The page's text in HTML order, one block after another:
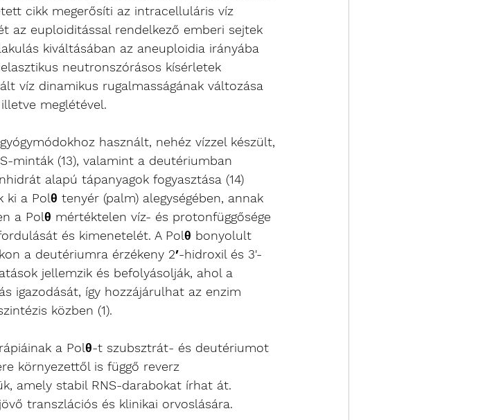
cikk megerősíti az intracelluláris víz
az euploiditással rendelkező emberi sejtek
kiváltásában az aneuploidia irányába
neutronszórásos kísérletek
víz dinamikus rugalmasságának változása
használt, nehéz vízzel készült,
minták (13), valamint a deutériumban
alapú tápanyagok fogyasztása (14)
a Polθ tenyér (palm) alegységében, annak
a Polθ mértéktelen víz- és protonfüggősége
és kimenetelét. A Polθ bonyolult
a deutériumra érzékeny 2′-hidroxil és 3'-
jellemzik és befolyásolják, ahol a
igazodását, így hozzájárulhat az enzim
közben (1).
a Polθ-t szubsztrát- és deutériumot
környezettől is függő reverz
amely stabil RNS-darabokat írhat át.
transzlációs és klinikai orvoslására.